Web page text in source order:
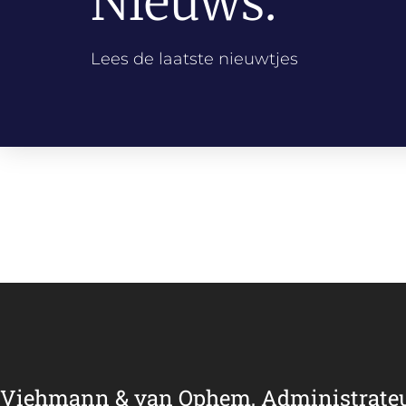
Lees de laatste nieuwtjes
Viehmann & van Ophem,
de De boekhouding op orde is essentieel voor mijn